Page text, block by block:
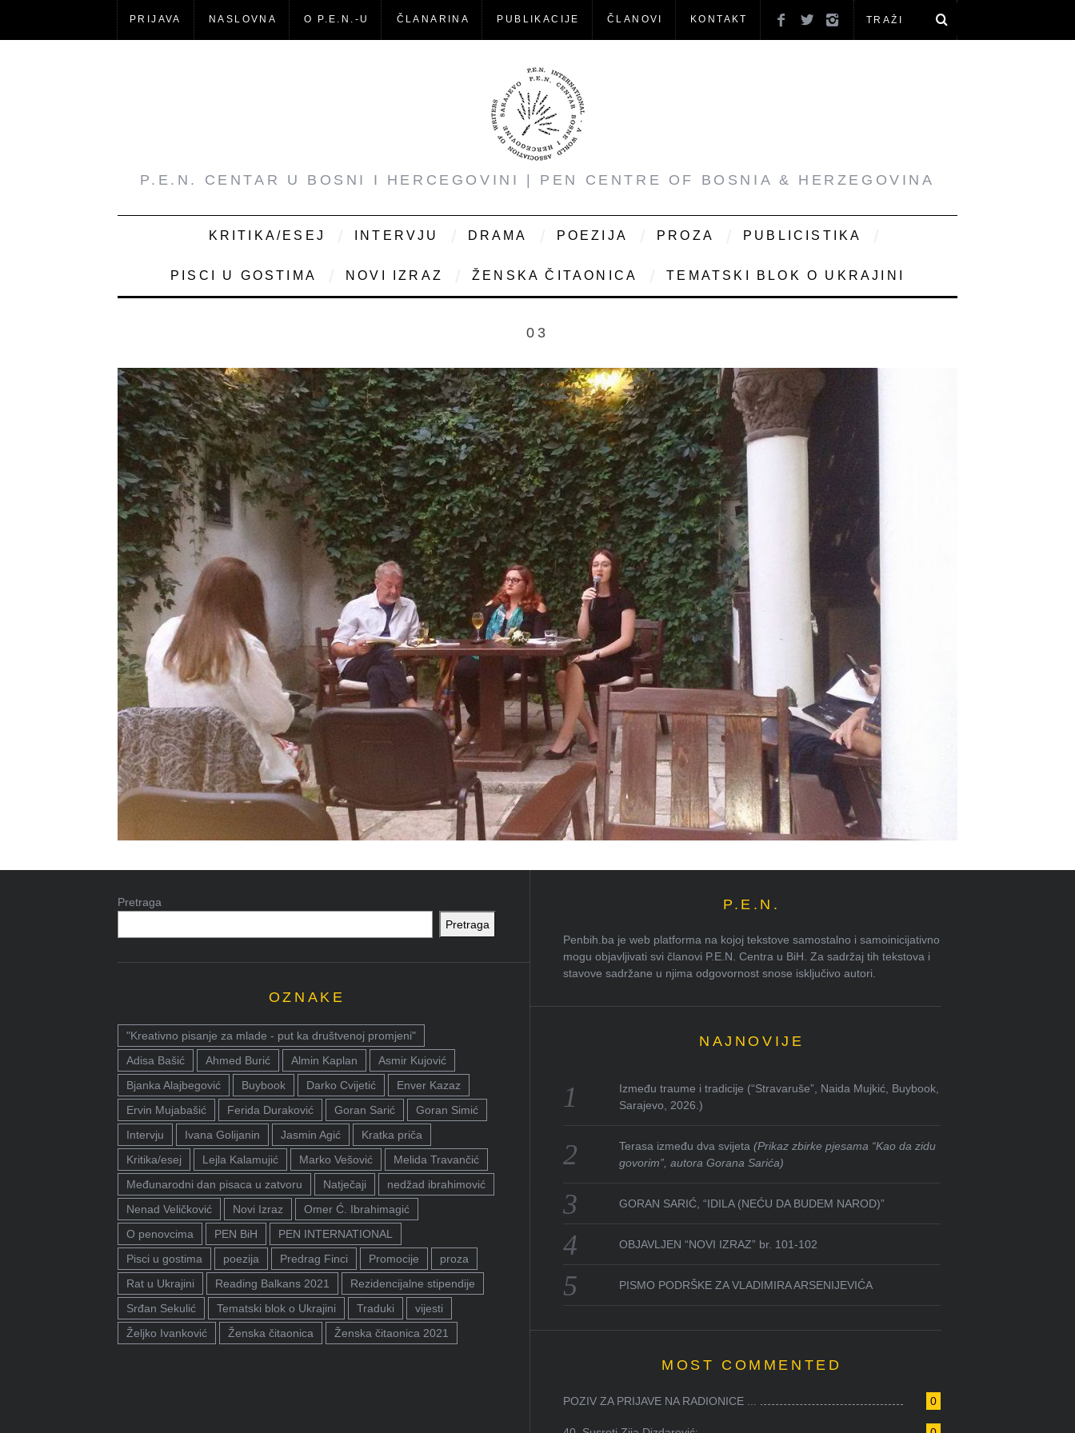
PRIJAVA NASLOVNA O P.E.N.-U ČLANARINA PUBLIKACIJE ČLANOVI KONTAKT
P.E.N. CENTAR U BOSNI I HERCEGOVINI | PEN CENTRE OF BOSNIA & HERZEGOVINA
KRITIKA/ESEJ INTERVJU DRAMA POEZIJA PROZA PUBLICISTIKA
PISCI U GOSTIMA NOVI IZRAZ ŽENSKA ČITAONICA TEMATSKI BLOK O UKRAJINI
03
Pretraga
Pretraga
OZNAKE
"Kreativno pisanje za mlade - put ka društvenoj promjeni"
Adisa Bašić
Ahmed Burić Almin Kaplan
Asmir Kujović
Bjanka Alajbegović
Buybook Darko Cvijetić
Enver Kazaz
Ervin Mujabašić
Ferida Duraković Goran Sarić
Goran Simić
Intervju
Ivana Golijanin Jasmin Agić
Kratka priča
Kritika/esej
Lejla Kalamujić Marko Vešović
Melida Travančić
Međunarodni dan pisaca u zatvoru
Natječaji
nedžad ibrahimović
Nenad Veličković
Novi Izraz
Omer Ć. Ibrahimagić
O penovcima
PEN BiH
PEN INTERNATIONAL
Pisci u gostima
poezija Predrag Finci Promocije
proza
Rat u Ukrajini
Reading Balkans 2021
Rezidencijalne stipendije
Srđan Sekulić
Tematski blok o Ukrajini Traduki
vijesti
Željko Ivanković
Ženska čitaonica Ženska čitaonica 2021
P.E.N.
Penbih.ba je web platforma na kojoj tekstove samostalno i samoinicijativno
mogu objavljivati svi članovi P.E.N. Centra u BiH. Za sadržaj tih tekstova i
stavove sadržane u njima odgovornost snose isključivo autori.
NAJNOVIJE
Između traume i tradicije (“Stravaruše”, Naida Mujkić, Buybook,
Sarajevo, 2026.)
Terasa između dva svijeta(Prikaz zbirke pjesama “Kao da zidu
govorim”, autora Gorana Sarića)
GORAN SARIĆ, “IDILA (NEĆU DA BUDEM NAROD)”
OBJAVLJEN “NOVI IZRAZ” br. 101-102
PISMO PODRŠKE ZA VLADIMIRA ARSENIJEVIĆA
MOST COMMENTED
0
POZIV ZA PRIJAVE NA RADIONICE ...